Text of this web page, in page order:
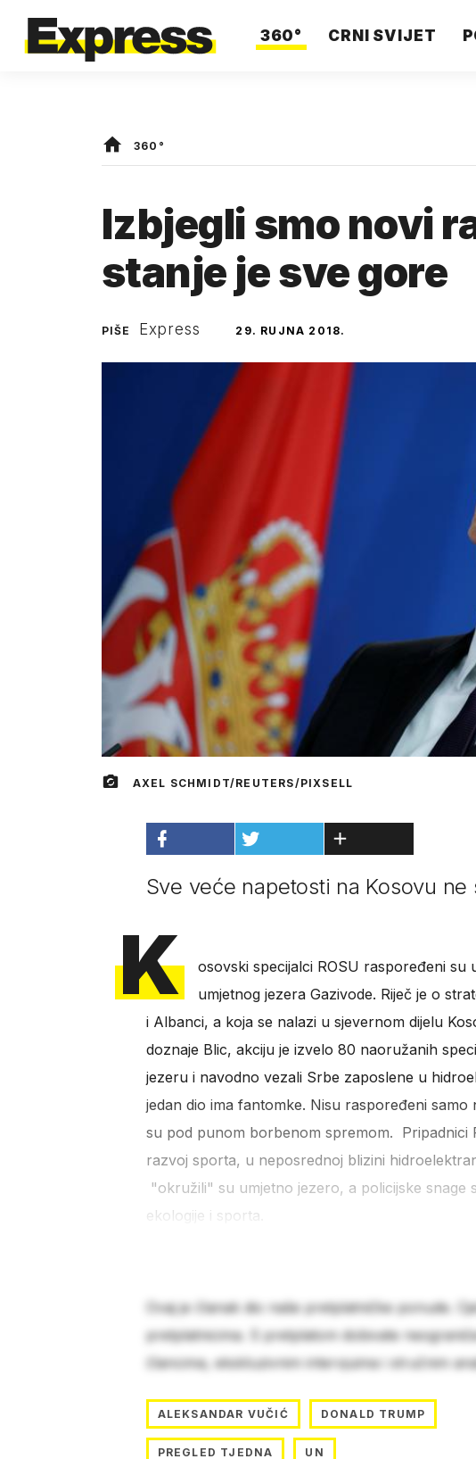
360° CRNI SVIJET
360°
Izbjegli smo novi
stanje je sve gore
PIŠE Express 29. RUJNA 2018.
AXEL SCHMIDT/REUTERS/PIXSELL
Sve veće napetosti na Kosovu
K
osovski specijalci ROSU raspoređeni
umjetnog jezera Gazivode. Riječ je o
i Albanci, a koja se nalazi u sjevernom dijelu
doznaje Blic, akciju je izvelo 80 naoružanih
jezeru i navodno vezali Srbe zaposlene u
jedan dio ima fantomke. Nisu raspoređeni
su pod punom borbenom spremom. Pripadnici
razvoj sporta, u neposrednoj blizini
"okružili" su umjetno jezero, a policijske
ekologije i sporta.
Ovaj je članak dio naše pretplatničke ponude.
pretplatnicima. S pretplatom dobivate
člancima, ekskluzivnim intervjuima i stručnim
ALEKSANDAR VUČIĆ DONALD TRUMP
PREGLED TJEDNA UN